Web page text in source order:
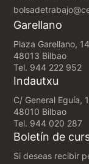
Garellano
Plaza Garellano,
48013 Bilbao
Tel. 944 222 952
Indautxu
C/ General Eguía,
48010 Bilbao
Tel. 944 020 287
Boletín de
Si deseas recibir